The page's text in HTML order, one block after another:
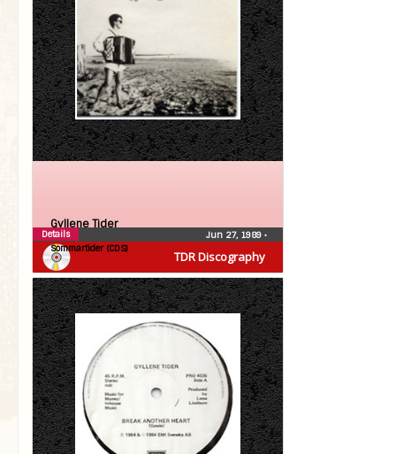
TDR Discography
Gyllene Tider
Sommartider (CDS)
Jun 27, 1989 •
Details